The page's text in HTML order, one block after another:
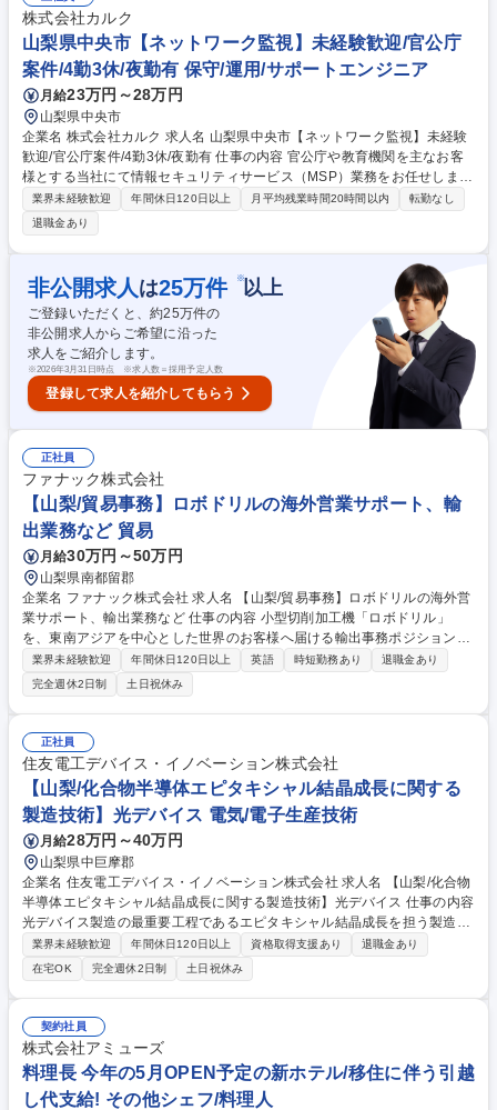
ソーシング/残業平均20時間程/在宅可
株式会社カルク
山梨県中央市【ネットワーク監視】未経験歓迎/官公庁
案件/4勤3休/夜勤有 保守/運用/サポートエンジニア
月給23万円～28万円
山梨県中央市
企業名 株式会社カルク 求人名 山梨県中央市【ネットワーク監視】未経験
歓迎/官公庁案件/4勤3休/夜勤有 仕事の内容 官公庁や教育機関を主なお客
様とする当社にて情報セキュリティサービス（MSP）業務をお任せしま
す。クライアントの大切な情報資産をサイバー攻撃から守るため24時間体
制での監視・保守を担うポジションです。 ■クライアントの情報資産・ネ
ットワークのリアルタイム監視 ■情報セキュリティの保守および管理業務
■セキュリティインシデント（異常発生）時の初期対応■定期的なセキュリ
ティレポートの作成 ★最終的には1日12時間拘束（実働10時間）の4勤3
休シフトへ移行し、効率的に働けます。【業務内容の変更範囲】会社の定
める業務 募集職種 山梨県中央市【ネットワーク監視】未経験歓迎/官公庁
案件/4勤3休/夜勤有
業界未経験歓迎 年間休日120日以上 月平均残業時間20時間以内
転勤なし
退職金あり
非公開求人 は25万件 ※以上
ご登録いただくと、約25万件の
非公開求人からご希望に沿った
求人をご紹介します。
※2026年3月31日時点 ※求人数＝採用予定人数
登録して求人を紹介してもらう
正社員
ファナック株式会社
【山梨/貿易事務】ロボドリルの海外営業サポート、輸
出業務など 貿易
月給30万円～50万円
山梨県南都留郡
企業名 ファナック株式会社 求人名 【山梨/貿易事務】ロボドリルの海外営
業サポート、輸出業務など 仕事の内容 小型切削加工機「ロボドリル」
を、東南アジアを中心とした世界のお客様へ届ける輸出事務ポジションで
す。海外関係会社と連携しながら、見積作成から安全保障対応、輸出手続
きまで一貫してご担当いただきます。 【業務詳細】東南アジアを中心とし
た世界のお客様向けにロボドリルの見積作成～輸出対応までを担当いただ
きます。■海外営業サポート（見積作成・安全保障対応）：海外関係会社
の担当者から届くオーダーの内容確認、見積作成、安全保障貿易管理に基
づく確認・書類作成、受注後製造部門への依頼・納期調整■輸出業務（出
荷・物流手配）：提携会社への梱包・出荷指示、インボイス等輸出書類作
成、出荷スケジュール調整・管理 募集職種 【山梨/貿易事務】ロボドリル
の海外営業サポート、輸出業務など
業界未経験歓迎 年間休日120日以上 英語 時短勤務あり
退職金あり
完全週休2日制
土日祝休み
正社員
住友電工デバイス・イノベーション株式会社
【山梨/化合物半導体エピタキシャル結晶成長に関する
製造技術】光デバイス 電気/電子生産技術
月給28万円～40万円
山梨県中巨摩郡
企業名 住友電工デバイス・イノベーション株式会社 求人名 【山梨/化合物
半導体エピタキシャル結晶成長に関する製造技術】光デバイス 仕事の内容
光デバイス製造の最重要工程であるエピタキシャル結晶成長を担う製造技
術エンジニア。MOCVD等を用いた化合物半導体の結晶成長プロセスにつ
いて、量産立ち上げから歩留まり安定化、不具合対策まで。 ・MOCVD等
によるエピタキシャル結晶成長プロセスの製造技術開発 ・量産立ち上げ、
歩留まり安定化、不具合対策 ・製造装置の改善・新規導入対応（洗浄装
置、CVD装置等） ・原料・材料変動への対応、サプライヤとの技術的折
衝 ・各工程(前工程、後工程)との連携による課題解決 ・新製品の量産プロ
セス確立 募集職種 【山梨/化合物半導体エピタキシャル結晶成長に関する
製造技術】光デバイス
業界未経験歓迎 年間休日120日以上 資格取得支援あり
退職金あり
在宅OK
完全週休2日制 土日祝休み
契約社員
株式会社アミューズ
料理長 今年の5月OPEN予定の新ホテル/移住に伴う引越
し代支給! その他シェフ/料理人